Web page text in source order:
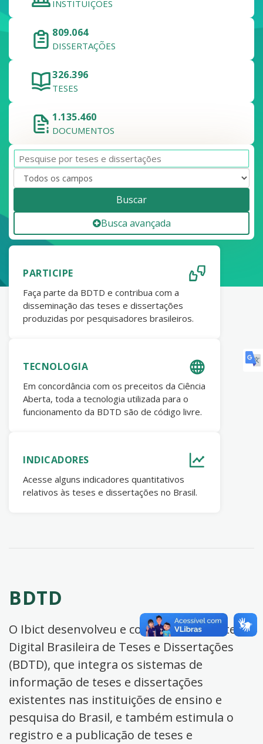
INSTITUIÇÕES
809.064
DISSERTAÇÕES
326.396
TESES
1.135.460
DOCUMENTOS
Buscar
Busca avançada
PARTICIPE
Faça parte da BDTD e contribua com a
disseminação das teses e dissertações
produzidas por pesquisadores brasileiros.
TECNOLOGIA
Em concordância com os preceitos da Ciência
Aberta, toda a tecnologia utilizada para o
funcionamento da BDTD são de código livre.
INDICADORES
Acesse alguns indicadores quantitativos
relativos às teses e dissertações no Brasil.
BDTD
O Ibict desenvolveu e coordena a Biblioteca
Digital Brasileira de Teses e Dissertações
(BDTD), que integra os sistemas de
informação de teses e dissertações
existentes nas instituições de ensino e
pesquisa do Brasil, e também estimula o
registro e a publicação de teses e